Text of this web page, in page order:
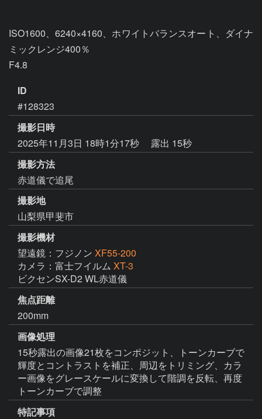
ISO1600、6240×4160、ホワイトバランスオート、ダイナ
ミックレンジ400％
F4.8
ID
#128323
撮影日時
2025年11月3日 18時1分17秒
露出 15秒
撮影方法
赤道儀で追尾
撮影地
山梨県甲斐市
撮影機材
望遠鏡：フジノン XF55-200
カメラ：富士フイルム XT-3
ビクセンSX-D2 WL赤道儀
焦点距離
200mm
画像処理
15秒露出の画像21枚をコンポジット、トーンカーブで
輝度とコントラストを補正、周辺をトリミング、カラ
ー画像をグレースケールに変換して階調を反転、再度
トーンカーブで調整
特記事項